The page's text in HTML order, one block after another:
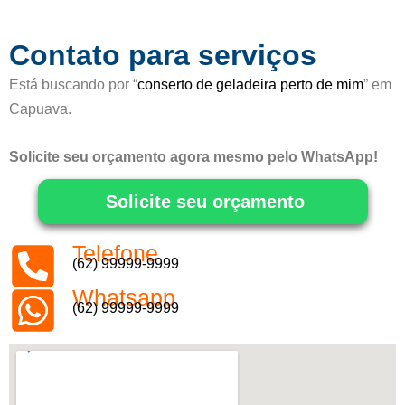
Contato para serviços
Está buscando por “conserto de geladeira perto de mim” em
Capuava.
Solicite seu orçamento agora mesmo pelo WhatsApp!
Solicite seu orçamento
Telefone
(62) 99999-9999
Whatsapp
(62) 99999-9999